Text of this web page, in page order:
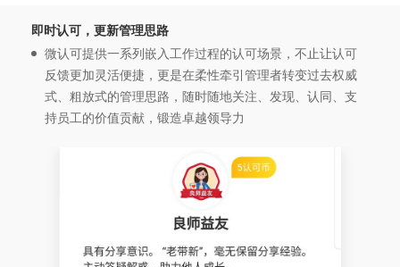
即时认可，更新管理思路
微认可提供一系列嵌入工作过程的认可场景，不止让认可
反馈更加灵活便捷，更是在柔性牵引管理者转变过去权威
式、粗放式的管理思路，随时随地关注、发现、认同、支
持员工的价值贡献，锻造卓越领导力